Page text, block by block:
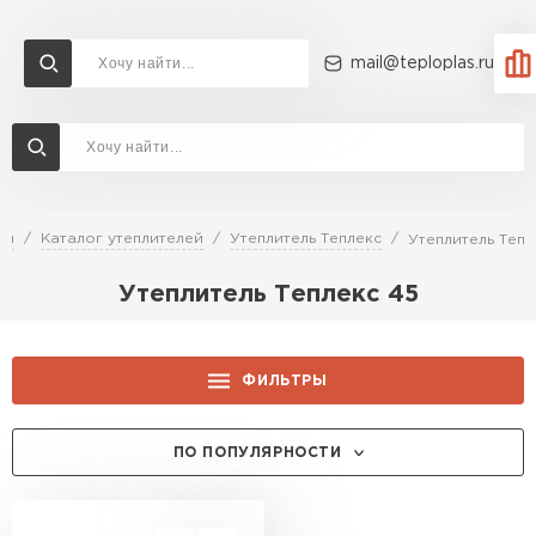
mail@teploplas.ru
Каталог утеплителей Утеплитель Теплекс Утеплитель
Утеплитель Теплекс 45
ФИЛЬТРЫ
ПО ПОПУЛЯРНОСТИ
Доставка и оплата
Перейти в каталог
Утеплитель Ветонит
Утеплитель Rockwool
Утеплитель Knauf